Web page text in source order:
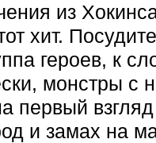
из
хит.
героев, к
монстры с
первый
и замах на